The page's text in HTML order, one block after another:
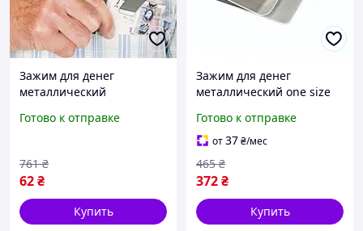
Зажим для денег
металлический
нержавеющей стали.
для купюр в карман
Готово к отправке
62₴
761 ₴
Купить
Зажим для денег
металлический one size
Готово к отправке
от37₴/мес
372₴
465 ₴
Купить